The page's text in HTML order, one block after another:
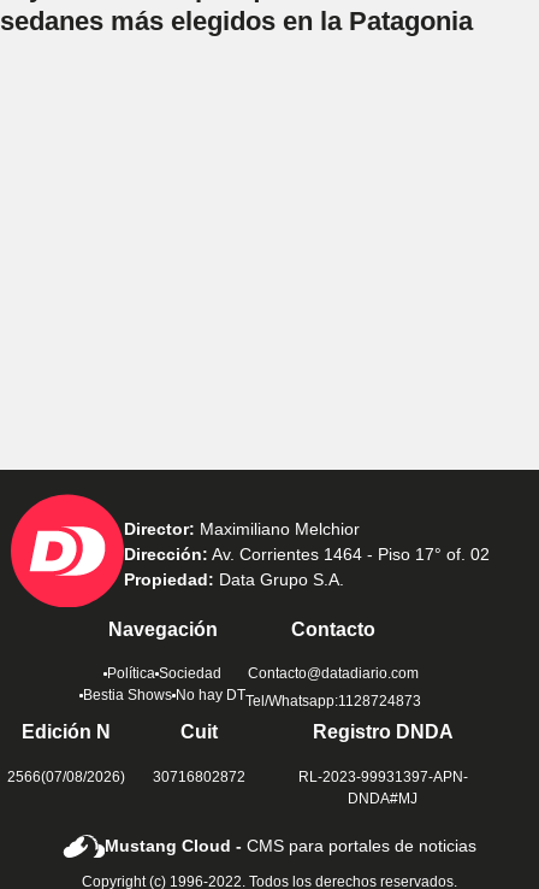
sedanes más elegidos en la Patagonia
Director: Maximiliano Melchior
Dirección: Av. Corrientes 1464 - Piso 17° of. 02
Propiedad: Data Grupo S.A.
Navegación
Política Sociedad
Bestia Shows No hay DT
Contacto
Contacto@datadiario.com
Tel/Whatsapp:1128724873
Edición N
2566(07/08/2026)
Cuit
30716802872
Registro DNDA
RL-2023-99931397-APN-
DNDA#MJ
Mustang Cloud -CMS para portales de noticias
Copyright (c) 1996-2022. Todos los derechos reservados.